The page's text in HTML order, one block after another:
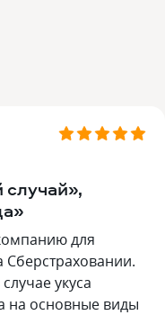
для
Сберстраховании.
укуса
на основные виды